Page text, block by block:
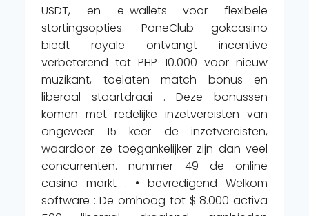
USDT, en e-wallets voor flexibele
stortingsopties. PoneClub gokcasino
biedt royale ontvangt incentive
verbeterend tot PHP 10.000 voor nieuw
muzikant, toelaten match bonus en
liberaal staartdraai . Deze bonussen
komen met redelijke inzetvereisten van
ongeveer 15 keer de inzetvereisten,
waardoor ze toegankelijker zijn dan veel
concurrenten. nummer 49 de online
casino markt . • bevredigend Welkom
software : De omhoog tot $ 8.000 activa